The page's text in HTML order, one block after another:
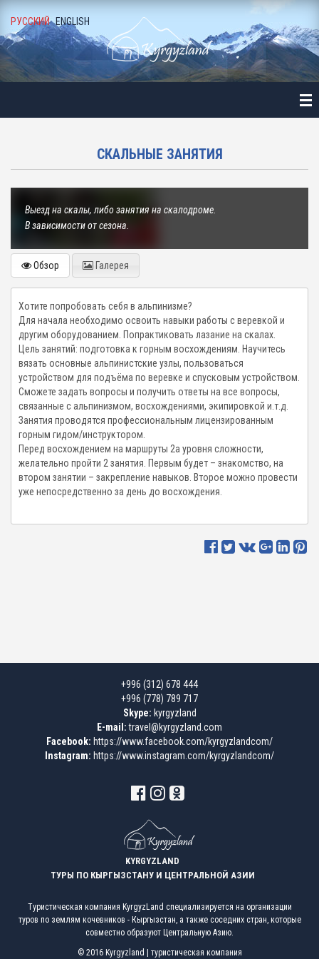
РУССКИЙ ENGLISH
ГАЛЕРЕЯ
И НОВОСТИ
И ПАРТНЕРЫ
СКАЛЬНЫЕ ЗАНЯТИЯ
Выезд на скалы, либо занятия на скалодроме.
В зависимости от сезона.
Обзор Галерея
Хотите попробовать себя в альпинизме?
Для начала необходимо освоить навыки работы с веревкой и
другим оборудованием. Попрактиковать лазание на скалах.
Цель занятий: подготовка к горным восхождениям. Научитесь
вязать основные альпинистские узлы, пользоваться
устройством для подъёма по веревке и спусковым устройством.
Сможете задать вопросы и получить ответы на все вопросы,
связанные с альпинизмом, восхождениями, экипировкой и.т.д.
Занятия проводятся профессиональным лицензированным
горным гидом/инструктором.
Перед восхождением на маршруты 2а уровня сложности,
желательно пройти 2 занятия. Первым будет – знакомство, на
втором занятии – закрепление навыков. Второе можно провести
уже непосредственно за день до восхождения.
+996 (312) 678 444
+996 (778) 789 717
Skype: kyrgyzland
E-mail: travel@kyrgyzland.com
Facebook: https://www.facebook.com/kyrgyzlandcom/
Instagram: https://www.instagram.com/kyrgyzlandcom/
KYRGYZLAND
ТУРЫ ПО КЫРГЫЗСТАНУ И ЦЕНТРАЛЬНОЙ АЗИИ
Туристическая компания KyrgyzLand специализируется на организации
туров по землям кочевников - Кыргызстан, а также соседних стран, которые
совместно образуют Центральную Азию.
© 2016 Kyrgyzland | туристическая компания